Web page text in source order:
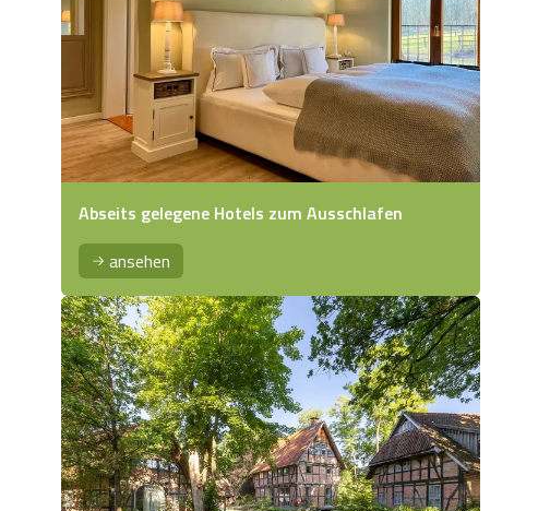
Abseits gelegene Hotels zum Ausschlafen
ansehen